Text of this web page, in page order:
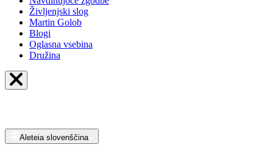
Življenjski slog
Martin Golob
Blogi
Oglasna vsebina
Družina
Aleteia slovenščina